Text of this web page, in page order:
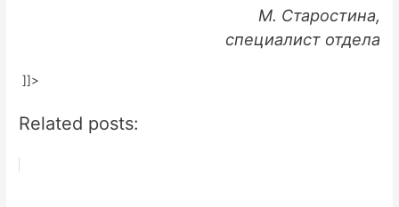
М. Старостина,
специалист отдела
]]>
Related posts: